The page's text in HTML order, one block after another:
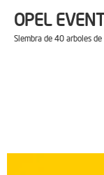
OPEL
Siembra de 40 arboles